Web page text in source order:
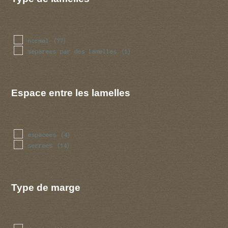
normal (77)
separees par des lamelles (1)
Espace entre les lamelles
espacees (4)
serrees (14)
Type de marge